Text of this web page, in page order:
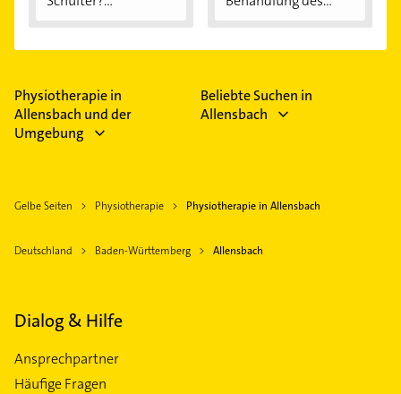
Physiotherapie in
Allensbach und der
Umgebung
Beliebte Suchen in
Allensbach
Gelbe Seiten Physiotherapie Physiotherapie in Allensbach
Deutschland Baden-Württemberg Allensbach
Dialog & Hilfe
Ansprechpartner
Häufige Fragen